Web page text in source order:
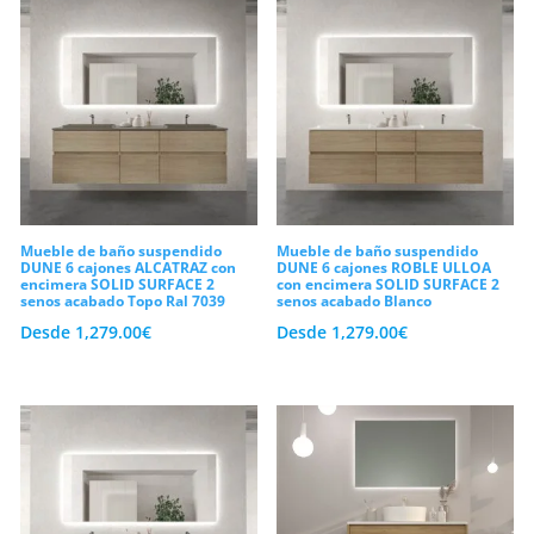
Mueble de baño suspendido
DUNE 6 cajones ALCATRAZ con
encimera SOLID SURFACE 2
senos acabado Topo Ral 7039
Desde 1,279.00€
Mueble de baño suspendido
DUNE 6 cajones ROBLE ULLOA
con encimera SOLID SURFACE 2
senos acabado Blanco
Desde 1,279.00€